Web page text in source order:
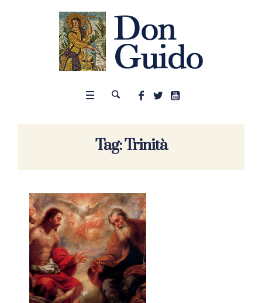
Tag:Trinità